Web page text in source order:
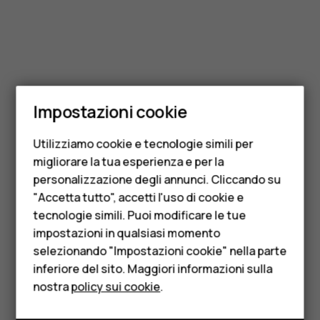
Smartphone
Cellulari
Telefoni per anziani
Accessori
HMD Terra M
Per le imprese
Tablet
Negozio
Impostazioni cookie
Utilizziamo cookie e tecnologie simili per
migliorare la tua esperienza e per la
personalizzazione degli annunci. Cliccando su
"Accetta tutto", accetti l'uso di cookie e
tecnologie simili. Puoi modificare le tue
impostazioni in qualsiasi momento
selezionando "Impostazioni cookie" nella parte
inferiore del sito. Maggiori informazioni sulla
nostrapolicy sui cookie.